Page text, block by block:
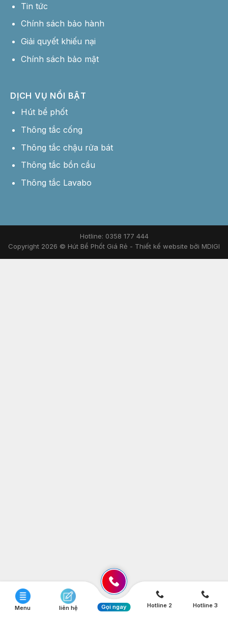
Tin tức
Chính sách bảo hành
Giải quyết khiếu nại
Chính sách bảo mật
DỊCH VỤ NỔI BẬT
Hút bể phốt
Thông tắc cống
Thông tắc chậu rửa bát
Thông tắc bồn cầu
Thông tắc Lavabo
Hotline: 0358 177 444
Copyright 2026 © Hút Bể Phốt Giá Rẻ - Thiết kế website bởi MDIGI
Menu liên hệ Gọi ngay Hotline 2 Hotline 3